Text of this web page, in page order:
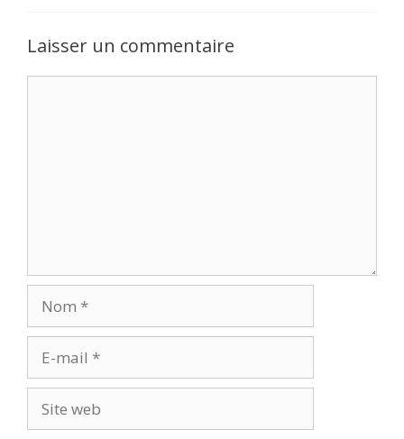
Laisser un commentaire
mail
web